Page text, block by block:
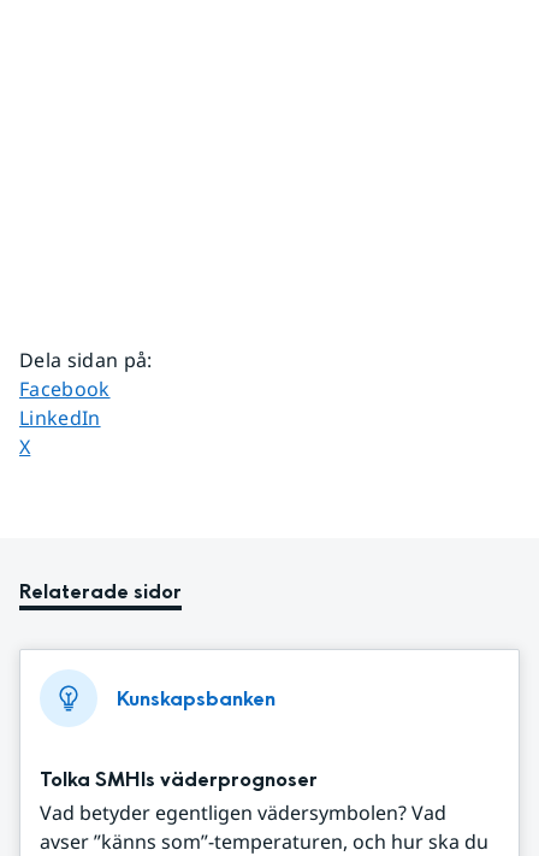
Dela sidan på:
Dela sidan på
Facebook
Dela sidan på
LinkedIn
Dela sidan på
X
Relaterade sidor
Kunskapsbanken
Tolka SMHIs väderprognoser
Vad betyder egentligen vädersymbolen? Vad
avser ”känns som”-temperaturen, och hur ska du